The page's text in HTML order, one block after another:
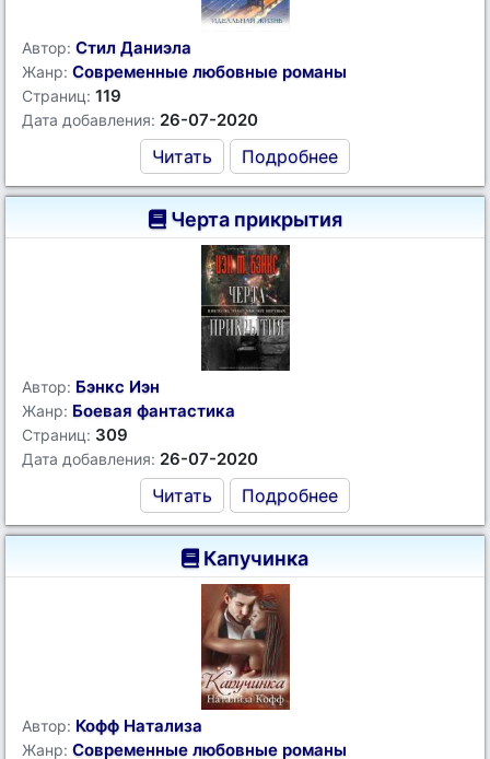
Автор: Стил Даниэла
Жанр: Современные любовные романы
Страниц: 119
Дата добавления: 26-07-2020
Читать Подробнее
Черта прикрытия
Автор: Бэнкс Иэн
Жанр: Боевая фантастика
Страниц: 309
Дата добавления: 26-07-2020
Читать Подробнее
Капучинка
Автор: Кофф Натализа
Жанр: Современные любовные романы